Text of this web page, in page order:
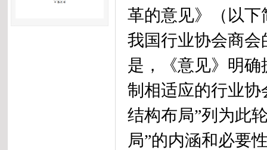
革的意见》（以
我国行业协会商
是，《意见》明
制相适应的行业协
结构布局”列为此
局”的内涵和必要